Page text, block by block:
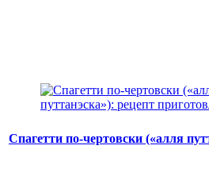
Спагетти по-чертовски («алля